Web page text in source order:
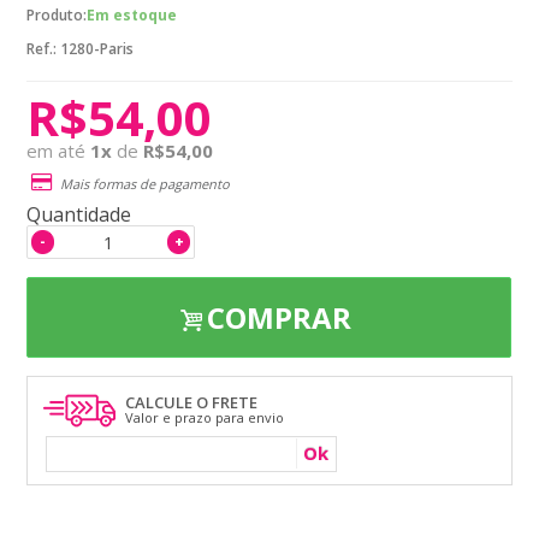
Produto:Em estoque
Ref.: 1280-Paris
R$54,00
em até 1x de R$54,00
Mais formas de pagamento
Quantidade
+
-
COMPRAR
CALCULE O FRETE
Valor e prazo para envio
Ok